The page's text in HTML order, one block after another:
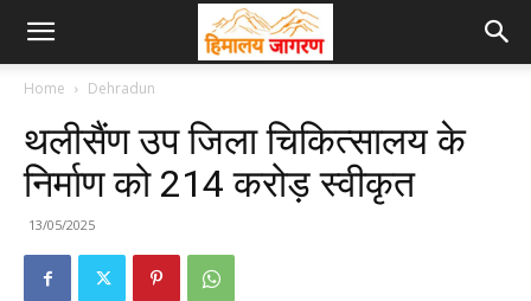
Home Dehradun
थलीसैंण उप जिला चिकित्सालय के
निर्माण को 214 करोड़ स्वीकृत
13/05/2025